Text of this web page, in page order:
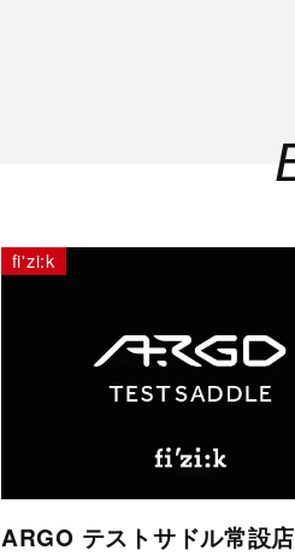
fi'zi:k
ARGO テストサドル常設店